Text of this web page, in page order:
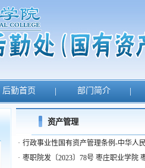
后勤首页 | 部门简介 |
资产管理
· 行政事业性国有资产管理条例-中华人
· 枣职院发〔2023〕78号 枣庄职业学院